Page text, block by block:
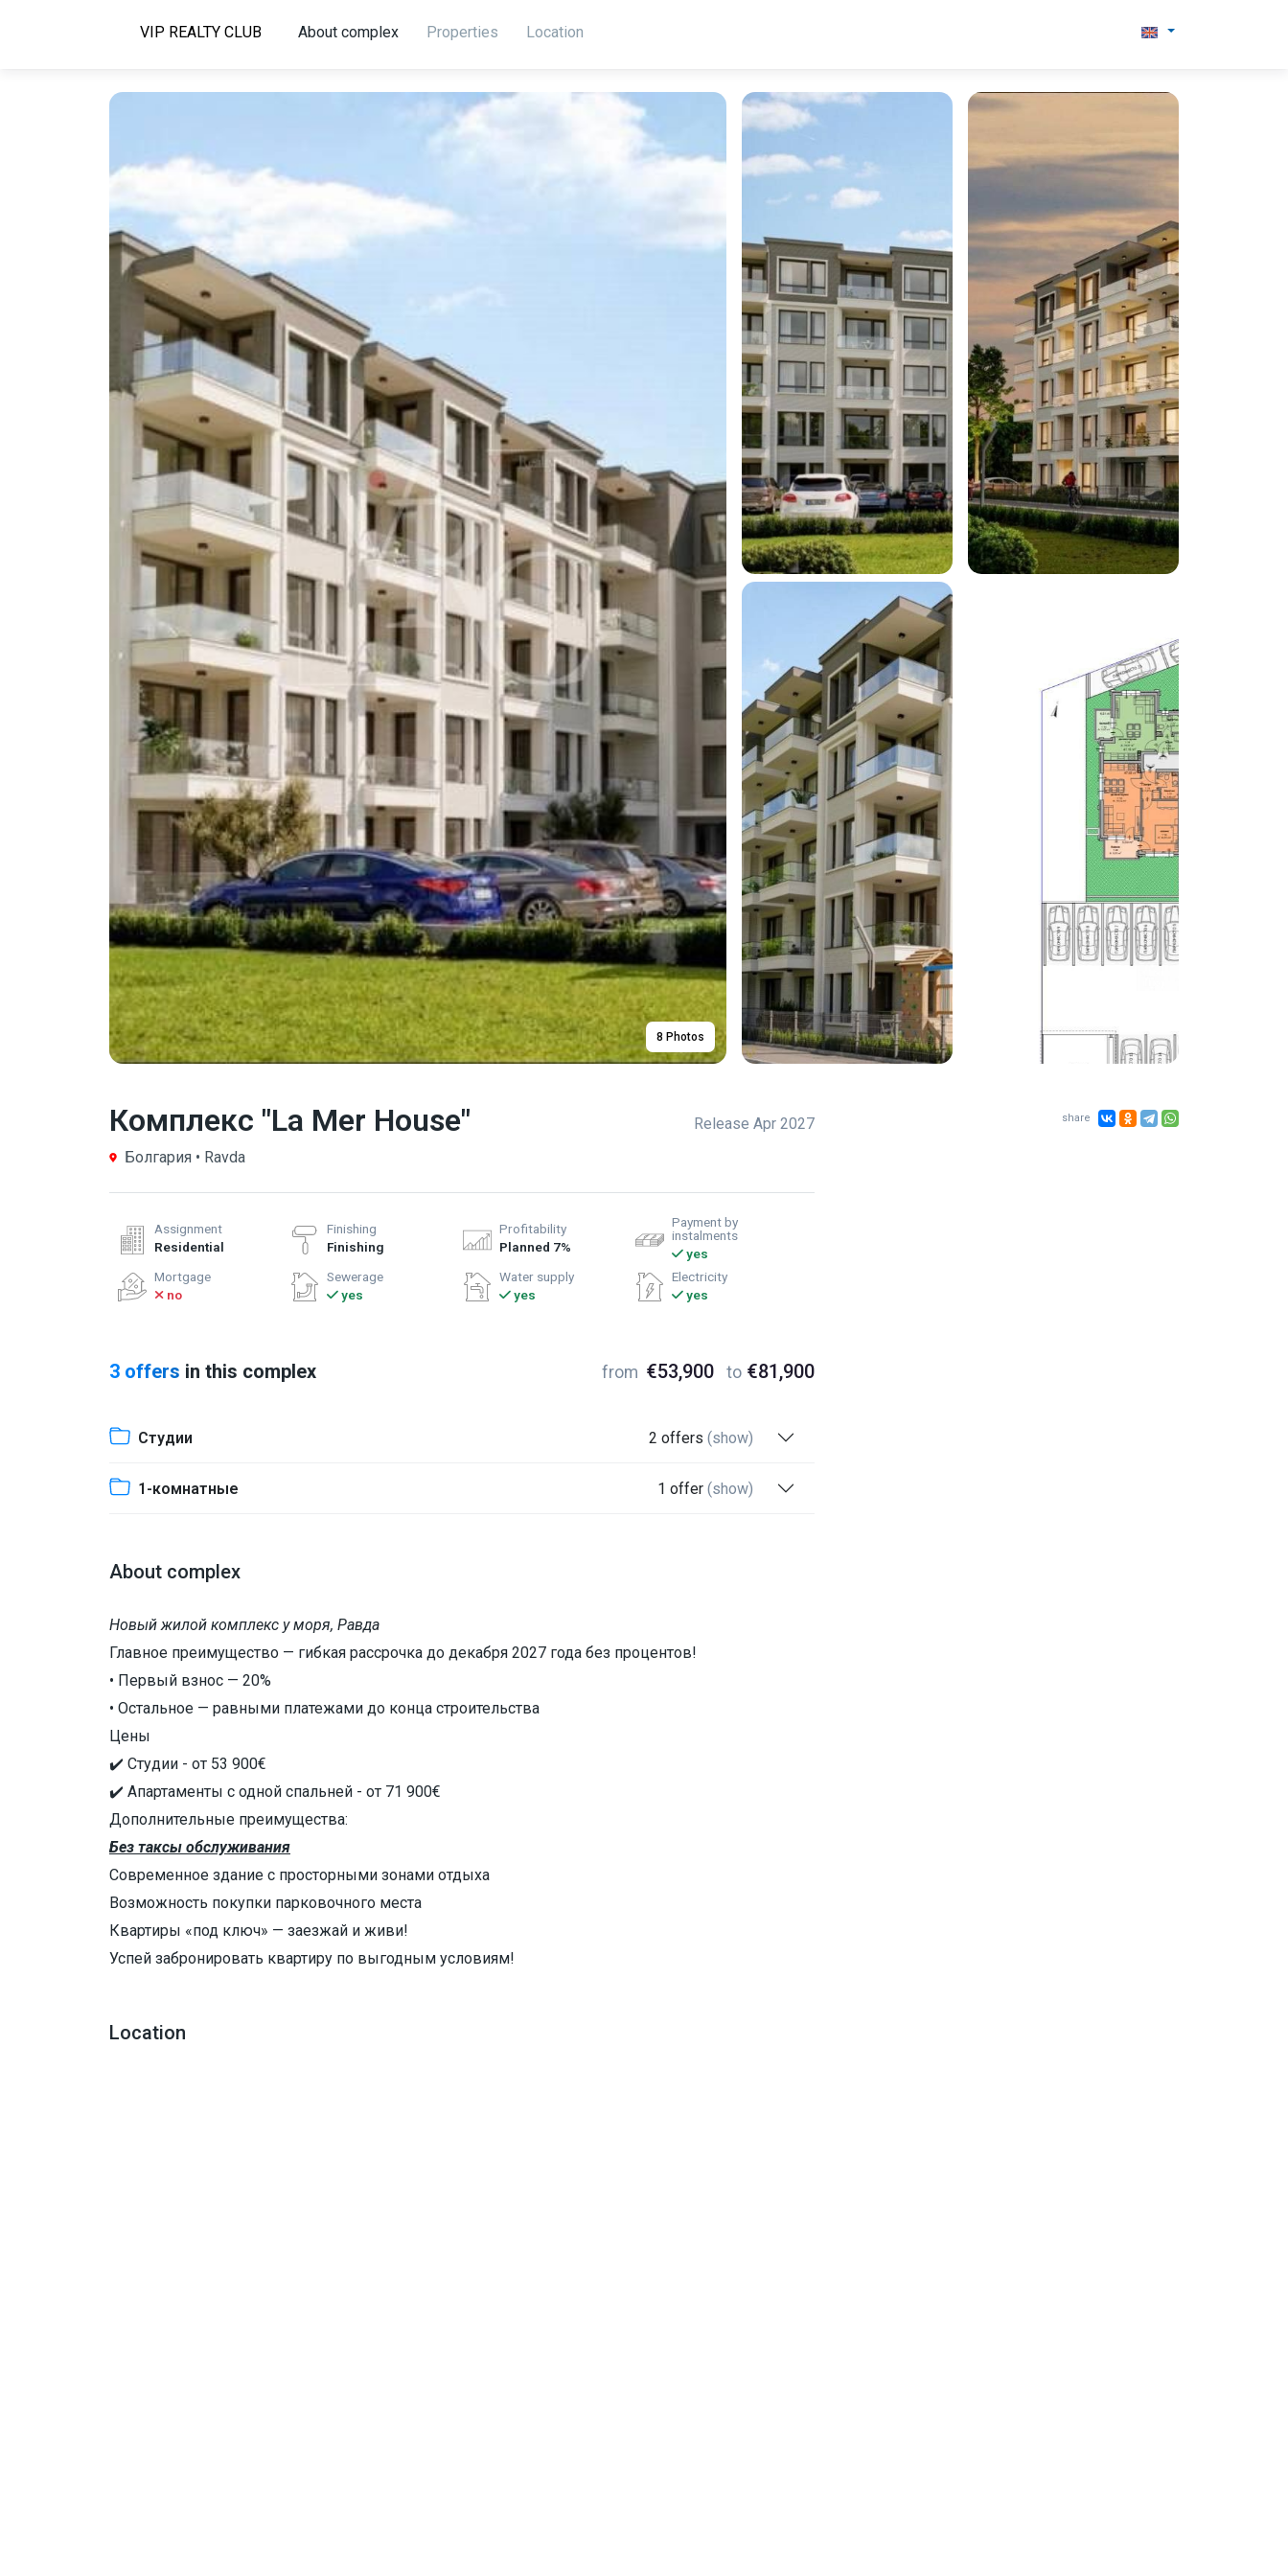
VIP REALTY CLUB About complex Properties Location
8 Photos
Комплекс "La Mer House"
Release Apr 2027
Болгария • Ravda
Assignment
Residential
Finishing
Finishing
Profitability
Planned 7%
Payment by
instalments
yes
Mortgage
no
Sewerage
yes
Water supply
yes
Electricity
yes
3 offers in this complex from €53,900 to €81,900
Студии 2 offers (show)
1-комнатные 1 offer (show)
About complex
Новый жилой комплекс у моря, Равда
Главное преимущество — гибкая рассрочка до декабря 2027 года без процентов!
• Первый взнос — 20%
• Остальное — равными платежами до конца строительства
Цены
✔️ Студии - от 53 900€
✔️ Апартаменты с одной спальней - от 71 900€
Дополнительные преимущества:
Без таксы обслуживания
Современное здание с просторными зонами отдыха
Возможность покупки парковочного места
Квартиры «под ключ» — заезжай и живи!
Успей забронировать квартиру по выгодным условиям!
share
Location